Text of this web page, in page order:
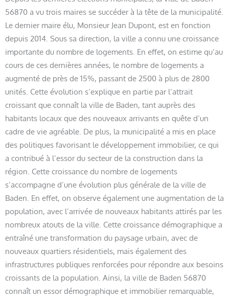
56870 a vu trois maires se succéder à la tête de la municipalité.
Le dernier maire élu, Monsieur Jean Dupont, est en fonction
depuis 2014. Sous sa direction, la ville a connu une croissance
importante du nombre de logements. En effet, on estime qu’au
cours de ces dernières années, le nombre de logements a
augmenté de près de 15%, passant de 2500 à plus de 2800
unités. Cette évolution s’explique en partie par l’attrait
croissant que connaît la ville de Baden, tant auprès des
habitants locaux que des nouveaux arrivants en quête d’un
cadre de vie agréable. De plus, la municipalité a mis en place
des politiques favorisant le développement immobilier, ce qui
a contribué à l’essor du secteur de la construction dans la
région. Cette croissance du nombre de logements
s’accompagne d’une évolution plus générale de la ville de
Baden. En effet, on observe également une augmentation de la
population, avec l’arrivée de nouveaux habitants attirés par les
nombreux atouts de la ville. Cette croissance démographique a
entraîné une transformation du paysage urbain, avec de
nouveaux quartiers résidentiels, mais également des
infrastructures publiques renforcées pour répondre aux besoins
croissants de la population. Ainsi, la ville de Baden 56870
connaît un essor démographique et immobilier remarquable,